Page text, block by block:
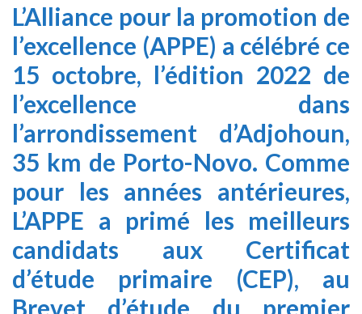
L’Alliance pour la promotion de
l’excellence (APPE) a célébré ce
15 octobre, l’édition 2022 de
l’excellence dans
l’arrondissement d’Adjohoun,
35 km de Porto-Novo. Comme
pour les années antérieures,
L’APPE a primé les meilleurs
candidats aux Certificat
d’étude primaire (CEP), au
Brevet d’étude du premier